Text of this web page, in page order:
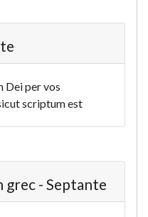
Dei per vos
scriptum est
- Septante